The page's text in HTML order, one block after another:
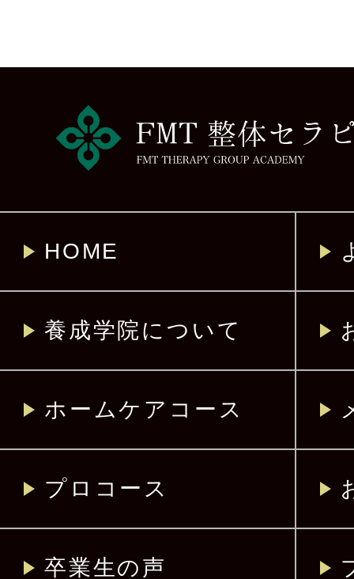
HOME
養成学院について
ホームケアコース
プロコース
卒業生の声